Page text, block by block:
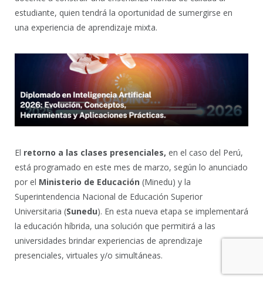
estudiante, quien tendrá la oportunidad de sumergirse en
una experiencia de aprendizaje mixta.
El retorno a las clases presenciales, en el caso del Perú,
está programado en este mes de marzo, según lo anunciado
por el Ministerio de Educación (Minedu) y la
Superintendencia Nacional de Educación Superior
Universitaria (Sunedu). En esta nueva etapa se implementará
la educación híbrida, una solución que permitirá a las
universidades brindar experiencias de aprendizaje
presenciales, virtuales y/o simultáneas.